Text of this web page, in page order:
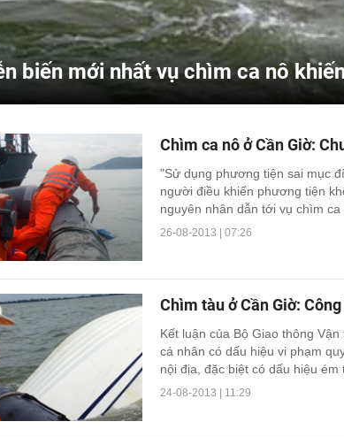
biến mới nhất vụ chìm ca nô
Chìm ca nô ở Cần Giờ:
"Sử dụng phương tiện sai mục
người điều khiển phương tiện
nguyên nhân dẫn tới vụ chìm ca
26-08-2013 | 07:26
Chìm tàu ở Cần Giờ:
Kết luận của Bộ Giao thông
cá nhân có dấu hiệu vi phạm
nội địa, đặc biệt có dấu hiệu ém
24-08-2013 | 11:29